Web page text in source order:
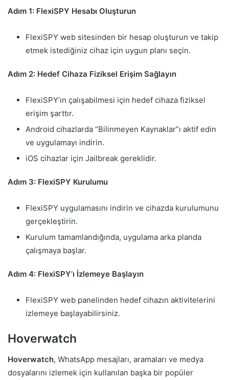
Adım 1: FlexiSPY Hesabı Oluşturun
FlexiSPY web sitesinden bir hesap oluşturun ve takip
etmek istediğiniz cihaz için uygun planı seçin.
Adım 2: Hedef Cihaza Fiziksel Erişim Sağlayın
FlexiSPY’ın çalışabilmesi için hedef cihaza fiziksel
erişim şarttır.
Android cihazlarda “Bilinmeyen Kaynaklar”ı aktif edin
ve uygulamayı indirin.
iOS cihazlar için Jailbreak gereklidir.
Adım 3: FlexiSPY Kurulumu
FlexiSPY uygulamasını indirin ve cihazda kurulumunu
gerçekleştirin.
Kurulum tamamlandığında, uygulama arka planda
çalışmaya başlar.
Adım 4: FlexiSPY’ı İzlemeye Başlayın
FlexiSPY web panelinden hedef cihazın aktivitelerini
izlemeye başlayabilirsiniz.
Hoverwatch
Hoverwatch, WhatsApp mesajları, aramaları ve medya
dosyalarını izlemek için kullanılan başka bir popüler